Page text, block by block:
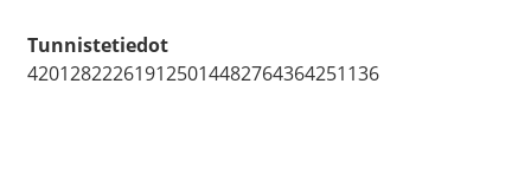
Tunnistetiedot
420128222619125014482764364251136